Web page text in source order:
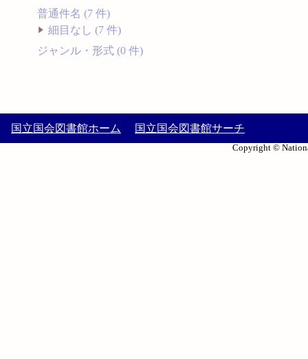
普通件名 (7 件)
細目なし (7 件)
ジャンル・形式 (0 件)
国立国会図書館ホーム 国立国会図書館サーチ
Copyright ©